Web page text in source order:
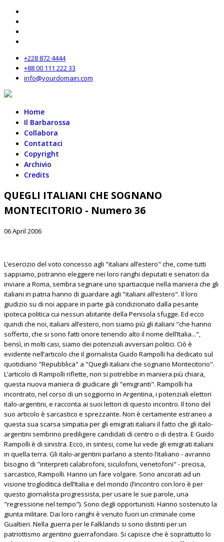
+228 872 4444
+88 00 111 222 33
info@yourdomain.com
Home
Il Barbarossa
Collabora
Contattaci
Copyright
Archivio
Credits
QUEGLI ITALIANI CHE SOGNANO
MONTECITORIO - Numero 36
06 April 2006
L’esercizio del voto concesso agli "italiani all’estero" che, come tutti
sappiamo, potranno eleggere nei loro ranghi deputati e senatori da
inviare a Roma, sembra segnare uno spartiacque nella maniera che gli
italiani in patria hanno di guardare agli "italiani all’estero". Il loro
giudizio su di noi appare in parte già condizionato dalla pesante
ipoteca politica cui nessun abitante della Penisola sfugge. Ed ecco
quindi che noi, italiani all’estero, non siamo più gli italiani "che hanno
sofferto, che si sono fatti onore tenendo alto il nome dell’Italia...",
bensì, in molti casi, siamo dei potenziali avversari politici. Ciò è
evidente nell’articolo che il giornalista Guido Rampolli ha dedicato sul
quotidiano "Repubblica" a "Quegli italiani che sognano Montecitorio".
L’articolo di Rampolli riflette, non si potrebbe in maniera più chiara,
questa nuova maniera di giudicare gli "emigranti". Rampolli ha
incontrato, nel corso di un soggiorno in Argentina, i potenziali elettori
italo-argentini, e racconta ai suoi lettori di questo incontro. Il tono del
suo articolo è sarcastico e sprezzante. Non è certamente estraneo a
questa sua scarsa simpatia per gli emigrati italiani il fatto che gli italo-
argentini sembrino prediligere candidati di centro o di destra. E Guido
Rampolli è di sinistra. Ecco, in sintesi, come lui vede gli emigrati italiani
in quella terra. Gli italo-argentini parlano a stento l’italiano - avranno
bisogno di "interpreti calabrofoni, siculofoni, venetofoni" - precisa,
sarcastico, Rampolli. Hanno un fare volgare. Sono ancorati ad un
visione trogloditica dell’Italia e del mondo (l’incontro con loro è per
questo giornalista progressista, per usare le sue parole, una
"regressione nel tempo"). Sono degli opportunisti. Hanno sostenuto la
giunta militare. Dai loro ranghi è venuto fuori un criminale come
Gualtieri. Nella guerra per le Falklands si sono distinti per un
patriottismo argentino guerrafondaio. Si capisce che è soprattutto lo